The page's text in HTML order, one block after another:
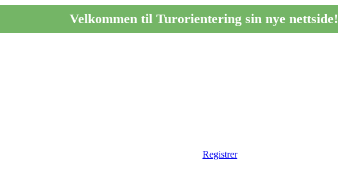
Velkommen til Turorientering sin nye nettside!
Registrer